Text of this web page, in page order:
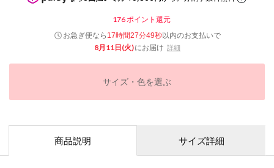
176ポイント還元
お急ぎ便なら 17時間27分49秒以内のお支払いで
8月11日(火)にお届け 詳細
サイズ・色を選ぶ
商品説明 サイズ詳細